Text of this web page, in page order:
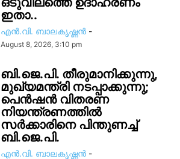
ഇതാ..
എൻ.വി. ബാലകൃഷ്ണൻ -
August 8, 2026, 3:10 pm
ബി.ജെ.പി. തീരുമാനിക്കുന്നു,
മുഖ്യമന്ത്രി നടപ്പാക്കുന്നു;
പെൻഷൻ വിതരണ
നിയന്ത്രണത്തിൽ
സ‍ർക്കാരിനെ പിന്തുണച്ച്
ബി.ജെ.പി.
എൻ.വി. ബാലകൃഷ്ണൻ -